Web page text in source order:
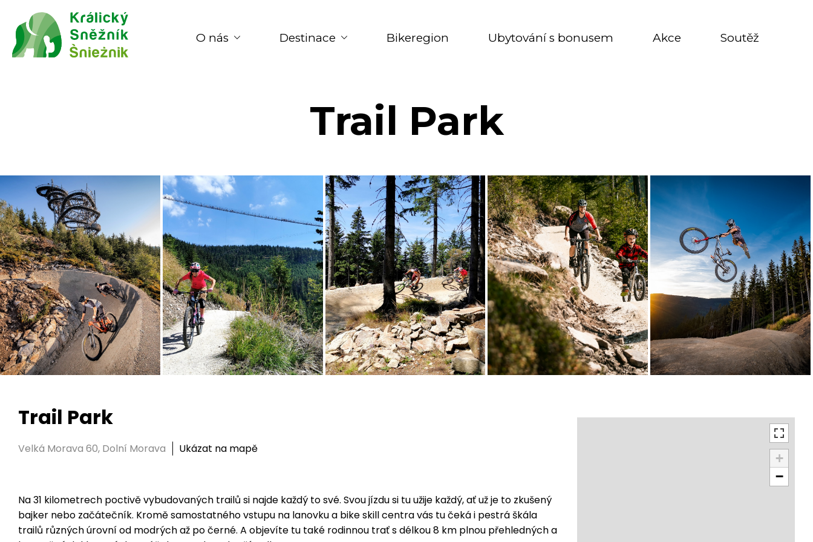
O nás Destinace Bikeregion Ubytování s bonusem Akce Soutěž
Trail Park
Trail Park
Velká Morava 60, Dolní Morava Ukázat na mapě
Na 31 kilometrech poctivě vybudovaných trailů si najde každý to své. Svou jízdu si tu užije každý, ať už je to zkušený
bajker nebo začátečník. Kromě samostatného vstupu na lanovku a bike skill centra vás tu čeká i pestrá škála
trailů různých úrovní od modrých až po černé. A objevíte tu také rodinnou trať s délkou 8 km plnou přehledných a
+
−